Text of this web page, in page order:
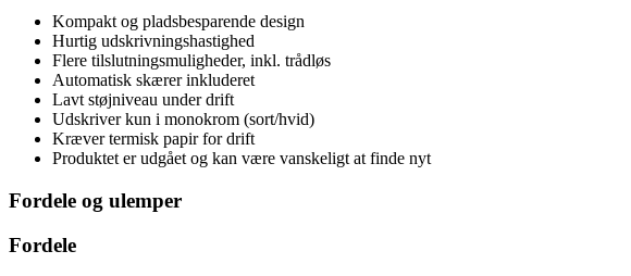
Kompakt og pladsbesparende design
Hurtig udskrivningshastighed
Flere tilslutningsmuligheder, inkl. trådløs
Automatisk skærer inkluderet
Lavt støjniveau under drift
Udskriver kun i monokrom (sort/hvid)
Kræver termisk papir for drift
Produktet er udgået og kan være vanskeligt at finde nyt
Fordele og ulemper
Fordele